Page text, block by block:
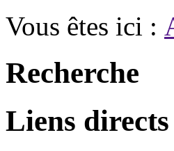
Vous êtes ici :
Recherche
Liens directs